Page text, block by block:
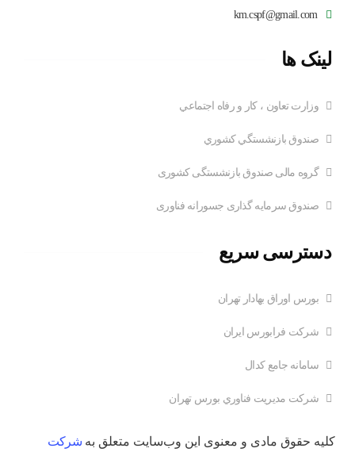
km.cspf@gmail.com
لینک ها
وزارت تعاون ، کار و رفاه اجتماعي
صندوق بازنشستگي کشوري
گروه مالی صندوق بازنشستگی کشوری
صندوق سرمایه گذاری جسورانه فناوری
دسترسی سریع
بورس اوراق بهادار تهران
شرکت فرابورس ایران
سامانه جامع کدال
شركت مديريت فناوري بورس تهران
کلیه حقوق مادی و معنوی این وب‌سایت متعلق به شرکت